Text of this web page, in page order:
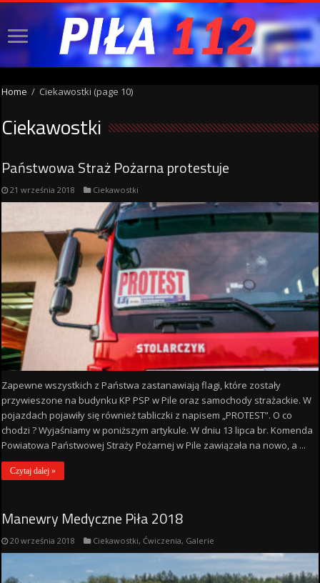
Home / Ciekawostki (page 10)
Ciekawostki
Państwowa Straż Pożarna protestuje
21 września 2018 Ciekawostki
Zapewne wszystkich z Państwa zastanawiają flagi, które zostały
przywieszone na budynku KP PSP w Pile oraz samochody strażackie. W
pojazdach pojawiły się również tabliczki z napisem „PROTEST”. O co
chodzi ? Wyjaśniamy w poniższym artykule. W dniu 13 lipca br. Komenda
Powiatowa Państwowej Straży Pożarnej w Pile zawiązała na nowo, a ...
Czytaj dalej »
Manewry Medyczne Piła 2018
20 września 2018 Ciekawostki,Ćwiczenia, Galerie